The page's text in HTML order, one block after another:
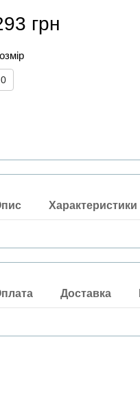
грн
0
Характеристики
Доставка